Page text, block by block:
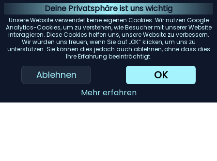
Deine Privatsphäre ist uns wichtig
Unsere Website verwendet keine eigenen Cookies. Wir nutzen Google
Analytics-Cookies, um zu verstehen, wie Besucher mit unserer Website
interagieren. Diese Cookies helfen uns, unsere Website zu verbessern.
Wir würden uns freuen, wenn Sie auf „OK“ klicken, um uns zu
unterstützen. Sie können dies jedoch auch ablehnen, ohne dass dies
Ihre Erfahrung beeinträchtigt.
Ablehnen OK
Mehr erfahren
Energieeffizienz: Achten Sie auf Geschirrspüler mit einer
Energy Star-Bewertung. Diese Modelle verbrauchen
weniger Wasser und Strom, was Ihnen langfristig Geld
spart.
Geräuschpegel: Geschirrspüler können laut sein. Wenn
Lärm ein Problem darstellt, suchen Sie nach Modellen mit
einem Dezibelwert von 45 oder darunter.